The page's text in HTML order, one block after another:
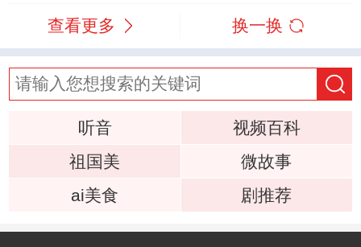
查看更多 换一换
听音
视频百科
祖国美
微故事
ai美食
剧推荐